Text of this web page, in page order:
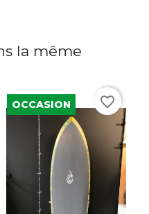
la même
OCCASION favorite_border